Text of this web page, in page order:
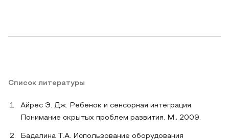
Список литературы
Айрес Э. Дж. Ребенок и сенсорная интеграция.
Понимание скрытых проблем развития. М., 2009.
Бадалина Т.А. Использование оборудования